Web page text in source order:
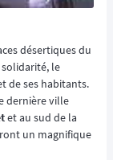
désertiques du
le
de ses habitants.
dernière ville
et au sud de la
un magnifique